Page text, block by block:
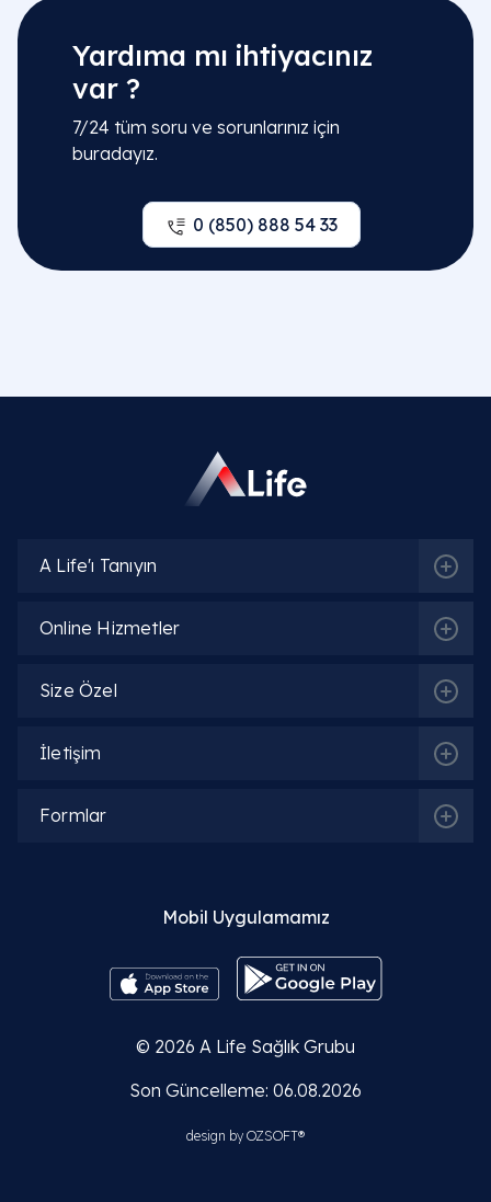
Beslenme ve Diyet | Diyetisyen
İlgili Hekimler
Yardıma mı ihtiyacınız
var ?
7/24 tüm soru ve sorunlarınız için
buradayız.
0 (850) 888 54 33
A Life'ı Tanıyın
Online Hizmetler
Size Özel
İletişim
Formlar
Mobil Uygulamamız
© 2026 A Life Sağlık Grubu
Son Güncelleme: 06.08.2026
design by OZSOFT®